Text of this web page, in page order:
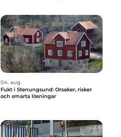
04. aug
Fukt i Stenungsund: Orsaker, risker
och smarta lösningar